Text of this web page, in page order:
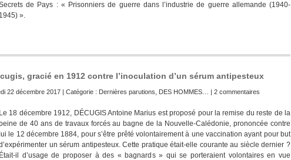
de Pays : « Prisonniers de guerre dans l’industrie de guerre allemande (1940-
1945) ».
gracié en 1912 contre l’inoculation d’un sérum antipesteux
22 décembre 2017 | Catégorie : Dernières parutions DES HOMMES… | 2 commentaires
Le 18 décembre 1912, DÉCUGIS Antoine Marius est proposé pour la remise du reste de la
de 40 ans de travaux forcés au bagne de la Nouvelle-Calédonie, prononcée contre
lui le 12 décembre 1884, pour s’être prêté volontairement à une vaccination ayant pour but
un sérum antipesteux. Cette pratique était-elle courante au siècle dernier ?
Était-il d’usage de proposer à des « bagnards » qui se porteraient volontaires en vue